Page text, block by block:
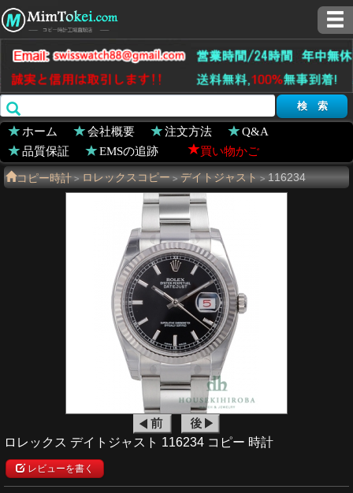
ホーム 会社概要 注文方法
Q&A
品質保証
EMSの追跡 買い物かご
コピー時計 > ロレックスコピー > デイトジャスト > 116234
ロレックス デイトジャスト 116234 コピー 時計
レビューを書く